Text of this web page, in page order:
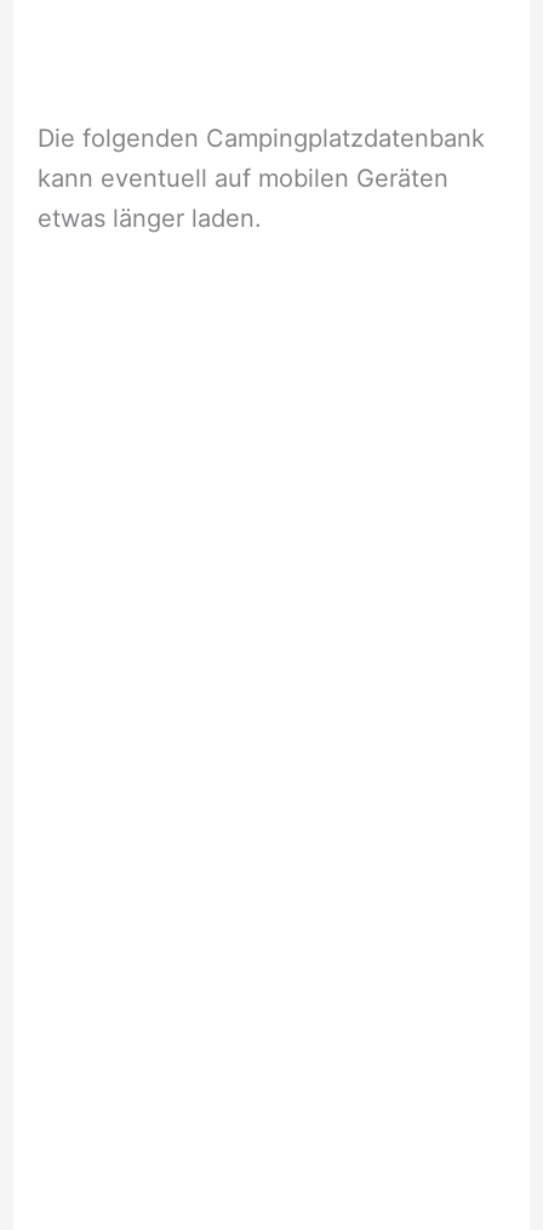
Die folgenden Campingplatzdatenbank
kann eventuell auf mobilen Geräten
etwas länger laden.